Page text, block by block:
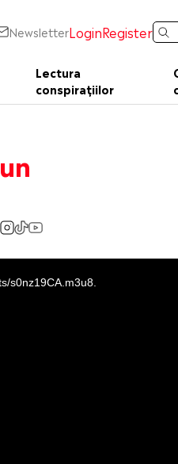
NewsletterLoginRegister
Lectura
conspirațiilor
s0nz19CA.m3u8.